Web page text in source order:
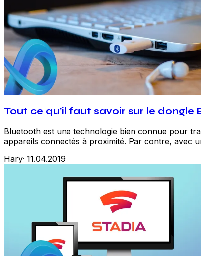
Tout ce qu’il faut savoir sur le dongle
Bluetooth est une technologie bien connue pour
appareils connectés à proximité. Par contre, avec
Hary· 11.04.2019